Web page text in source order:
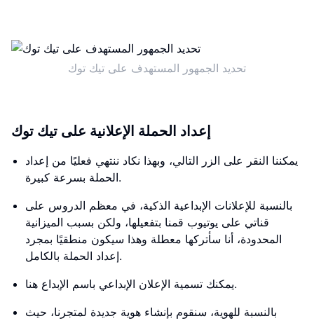
تحديد الجمهور المستهدف على تيك توك
إعداد الحملة الإعلانية على تيك توك
يمكننا النقر على الزر التالي، وبهذا نكاد ننتهي فعليًا من إعداد
الحملة بسرعة كبيرة.
بالنسبة للإعلانات الإبداعية الذكية، في معظم الدروس على
قناتي على يوتيوب قمنا بتفعيلها، ولكن بسبب الميزانية
المحدودة، أنا سأتركها معطلة وهذا سيكون منطقيًا بمجرد
إعداد الحملة بالكامل.
يمكنك تسمية الإعلان الإبداعي باسم الإبداع هنا.
بالنسبة للهوية، سنقوم بإنشاء هوية جديدة لمتجرنا، حيث